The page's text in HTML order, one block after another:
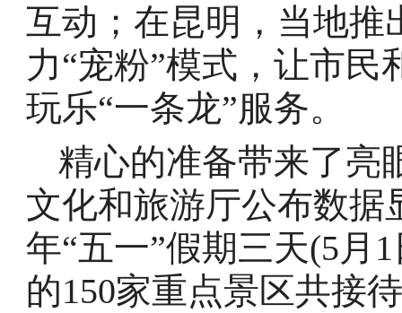
互动；在昆明，当地推
力“宠粉”模式，让市
玩乐“一条龙”服务。
精心的准备带来了亮
文化和旅游厅公布数据
年“五一”假期三天(5月
的150家重点景区共接